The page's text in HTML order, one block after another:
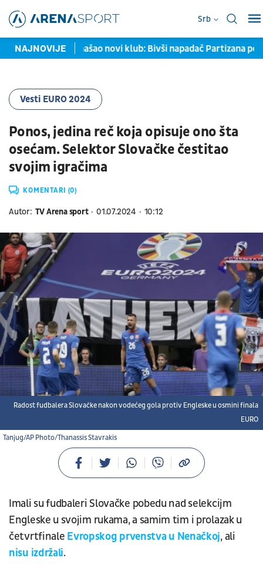
Srb
NAJNOVIJE
Baždar pronašao novi klub: Bivši napadač Partizana
Vesti EURO 2024
Ponos, jedina reč koja opisuje ono šta
osećam. Selektor Slovačke čestitao
svojim igračima
KOMENTARI (0)
Autor: TV Arena sport 01.07.2024 10:12
Tanjug/AP Photo/Thanassis Stavrakis
Radost fudbalera Slovačke nakon vodećeg gola protiv Engleske u osmini finala
EURO
Imali su fudbaleri Slovačke pobedu nad selekcijm
Engleske u svojim rukama, a samim tim i prolazak u
četvrtfinale Evropskog prvenstva u Nenačkoj, ali
nisu izdržali.